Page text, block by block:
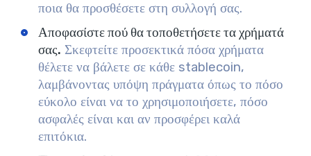
ποια θα προσθέσετε στη συλλογή σας.
Αποφασίστε πού θα τοποθετήσετε τα χρήματά
σας. Σκεφτείτε προσεκτικά πόσα χρήματα
θέλετε να βάλετε σε κάθε stablecoin,
λαμβάνοντας υπόψη πράγματα όπως το πόσο
εύκολο είναι να το χρησιμοποιήσετε, πόσο
ασφαλές είναι και αν προσφέρει καλά
επιτόκια.